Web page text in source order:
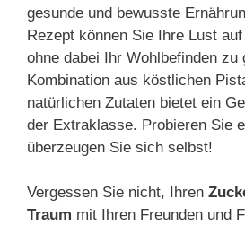
gesunde und bewusste
Rezept können Sie Ihre Lust
ohne dabei Ihr Wohlbefinden zu
Kombination aus köstlichen
natürlichen Zutaten bietet ein
der Extraklasse. Probieren Sie
überzeugen Sie sich selbst!
Vergessen Sie nicht, Ihren
Traum mit Ihren Freunden und